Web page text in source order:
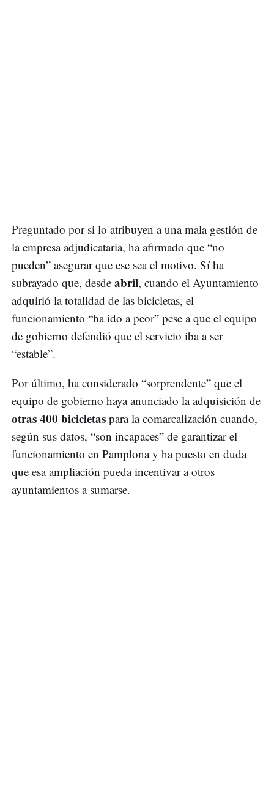
Preguntado por si lo atribuyen a una mala gestión de
la empresa adjudicataria, ha afirmado que “no
pueden” asegurar que ese sea el motivo. Sí ha
subrayado que, desde abril, cuando el Ayuntamiento
adquirió la totalidad de las bicicletas, el
funcionamiento “ha ido a peor” pese a que el equipo
de gobierno defendió que el servicio iba a ser
“estable”.
Por último, ha considerado “sorprendente” que el
equipo de gobierno haya anunciado la adquisición de
otras 400 bicicletas para la comarcalización cuando,
según sus datos, “son incapaces” de garantizar el
funcionamiento en Pamplona y ha puesto en duda
que esa ampliación pueda incentivar a otros
ayuntamientos a sumarse.